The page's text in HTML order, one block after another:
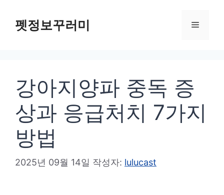
펫정보꾸러미 메
강아지양파 중독 증
상과 응급처치 7가지
방법
2025년 09월 14일 작성자: lulucast